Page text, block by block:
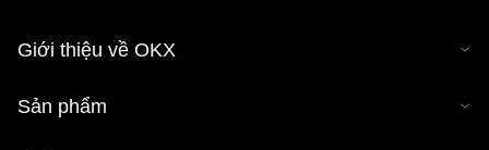
Giới thiệu về OKX
Sản phẩm